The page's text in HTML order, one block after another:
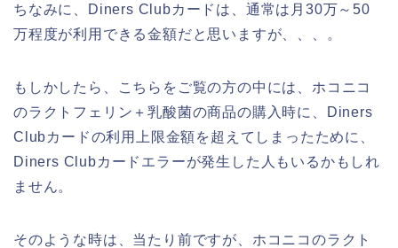
ちなみに、Diners Clubカードは、通常は月30万～50
万程度が利用できる金額だと思いますが、、、。
もしかしたら、こちらをご覧の方の中には、ホコニコ
のラクトフェリン＋乳酸菌の商品の購入時に、Diners
Clubカードの利用上限金額を超えてしまったために、
Diners Clubカードエラーが発生した人もいるかもしれ
ません。
そのような時は、当たり前ですが、ホコニコのラクト